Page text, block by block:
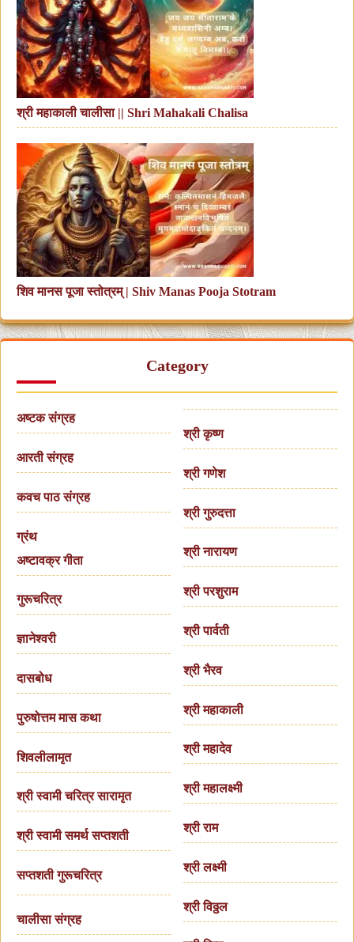
श्री महाकाली चालीसा || Shri Mahakali Chalisa
शिव मानस पूजा स्तोत्रम् | Shiv Manas Pooja Stotram
Category
अष्टक संग्रह
आरती संग्रह
कवच पाठ संग्रह
ग्रंथ
अष्टावक्र गीता
गुरूचरित्र
ज्ञानेश्वरी
दासबोध
पुरुषोत्तम मास कथा
शिवलीलामृत
श्री स्वामी चरित्र सारामृत
श्री स्वामी समर्थ सप्तशती
सप्तशती गुरूचरित्र
चालीसा संग्रह
श्री कृष्ण
श्री गणेश
श्री गुरुदत्ता
श्री नारायण
श्री परशुराम
श्री पार्वती
श्री भैरव
श्री महाकाली
श्री महादेव
श्री महालक्ष्मी
श्री राम
श्री लक्ष्मी
श्री विठ्ठल